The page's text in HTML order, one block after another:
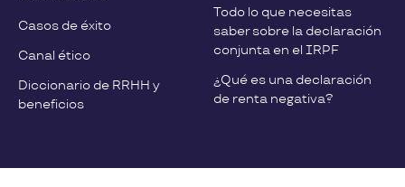
Casos de éxito
Canal ético
Diccionario de RRHH y
beneficios
Todo lo que necesitas
saber sobre la declaración
conjunta en el IRPF
¿Qué es una declaración
de renta negativa?